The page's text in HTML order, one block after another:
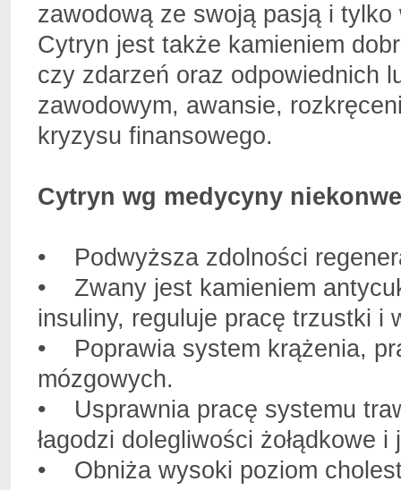
zawodową ze swoją pasją i
Cytryn jest także kamieniem
czy zdarzeń oraz odpowiednich
zawodowym, awansie,
kryzysu finansowego.
Cytryn wg medycyny
• Podwyższa zdolności
• Zwany jest kamieniem
insuliny, reguluje pracę trzustki i
• Poprawia system krążenia,
mózgowych.
• Usprawnia pracę systemu
łagodzi dolegliwości żołądkowe i
• Obniża wysoki poziom